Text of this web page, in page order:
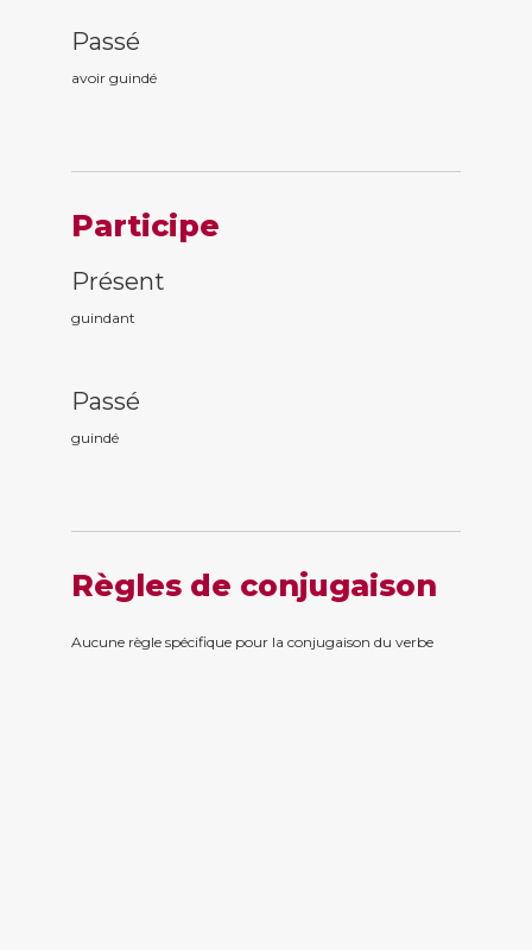
Passé
avoir guindé
Participe
Présent
guindant
Passé
guindé
Règles de conjugaison
Aucune règle spécifique pour la conjugaison du verbe